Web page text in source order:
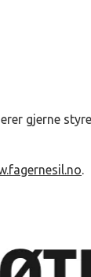
gjerne
.